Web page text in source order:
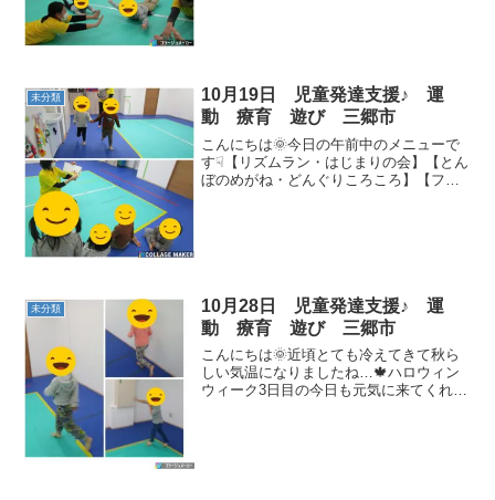
未分類
10月19日 児童発達支援♪ 運
動 療育 遊び 三郷市
こんにちは🌞今日の午前中のメニューで
す☟【リズムラン・はじまりの会】【とん
ぼのめがね・どんぐりころころ】【フー
未分類
10月28日 児童発達支援♪ 運
動 療育 遊び 三郷市
こんにちは🌞近頃とても冷えてきて秋ら
しい気温になりましたね…🍁ハロウィン
ウィーク3日目の今日も元気に来てくれた